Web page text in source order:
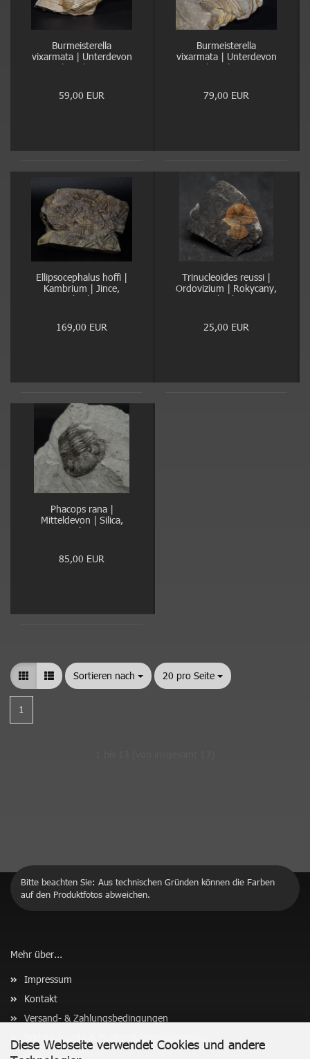
Diese Webseite verwendet Cookies und andere
Burmeisterella
vixarmata | Unterdevon
| Dasburg
59,00 EUR
Burmeisterella
vixarmata | Unterdevon
| Dasburg
79,00 EUR
Ellipsocephalus hoffi |
Kambrium | Jince,
Tschechien
169,00 EUR
Trinucleoides reussi |
Ordovizium | Rokycany,
Tschechien
25,00 EUR
Phacops rana |
Mitteldevon | Silica,
Ohio
85,00 EUR
Sortieren nach
Sortieren nach 20 pro Seite
pro Seite
1
Bitte beachten Sie: Aus technischen Gründen können die Farben
auf den Produktfotos abweichen.
Mehr über...
Impressum
Kontakt
Versand- & Zahlungsbedingungen
Widerrufsrecht & Muster-Widerrufsformular